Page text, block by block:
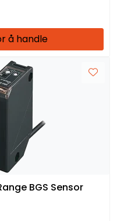
å handle
BGS Sensor